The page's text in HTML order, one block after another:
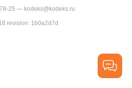
25 — kodeks@kodeks.ru
revision: 1b0a2d7d